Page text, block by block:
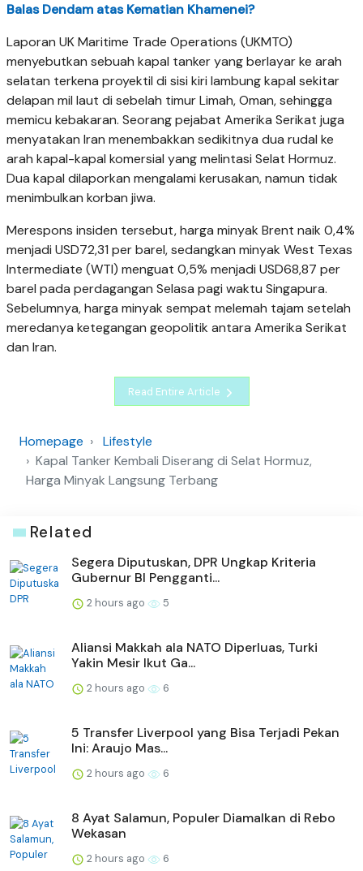
Balas Dendam atas Kematian Khamenei?
Laporan UK Maritime Trade Operations (UKMTO)
menyebutkan sebuah kapal tanker yang berlayar ke arah
selatan terkena proyektil di sisi kiri lambung kapal sekitar
delapan mil laut di sebelah timur Limah, Oman, sehingga
memicu kebakaran. Seorang pejabat Amerika Serikat juga
menyatakan Iran menembakkan sedikitnya dua rudal ke
arah kapal-kapal komersial yang melintasi Selat Hormuz.
Dua kapal dilaporkan mengalami kerusakan, namun tidak
menimbulkan korban jiwa.
Merespons insiden tersebut, harga minyak Brent naik 0,4%
menjadi USD72,31 per barel, sedangkan minyak West Texas
Intermediate (WTI) menguat 0,5% menjadi USD68,87 per
barel pada perdagangan Selasa pagi waktu Singapura.
Sebelumnya, harga minyak sempat melemah tajam setelah
meredanya ketegangan geopolitik antara Amerika Serikat
dan Iran.
Read Entire Article
Homepage
Lifestyle
Kapal Tanker Kembali Diserang di Selat Hormuz,
Harga Minyak Langsung Terbang
Related
Segera Diputuskan, DPR Ungkap Kriteria
Gubernur BI Pengganti...
2 hours ago 5
Aliansi Makkah ala NATO Diperluas, Turki
Yakin Mesir Ikut Ga...
2 hours ago 6
5 Transfer Liverpool yang Bisa Terjadi Pekan
Ini: Araujo Mas...
2 hours ago 6
8 Ayat Salamun, Populer Diamalkan di Rebo
Wekasan
2 hours ago 6